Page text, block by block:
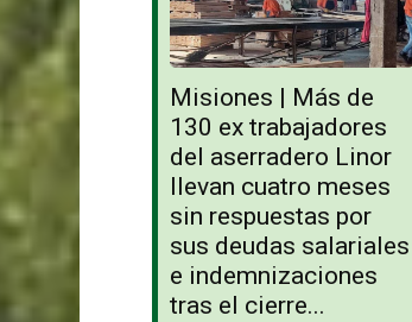
Misiones | Más de
130 ex trabajadores
del aserradero Linor
llevan cuatro meses
sin respuestas por
sus deudas salariales
e indemnizaciones
tras el cierre...